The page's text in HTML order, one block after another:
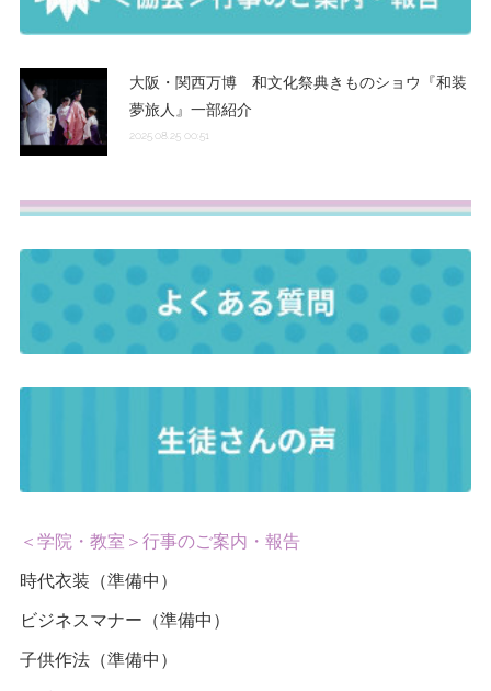
大阪・関西万博 和文化祭典きものショウ『和装
夢旅人』一部紹介
2025.08.25 00:51
＜学院・教室＞行事のご案内・報告
時代衣装（準備中）
ビジネスマナー（準備中）
子供作法（準備中）